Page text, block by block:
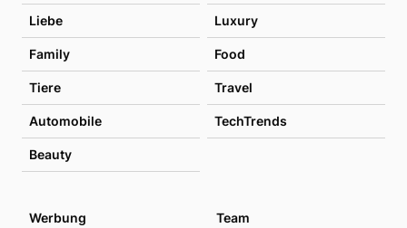
Liebe Luxury
Family Food
Tiere Travel
Automobile TechTrends
Beauty
Werbung Team